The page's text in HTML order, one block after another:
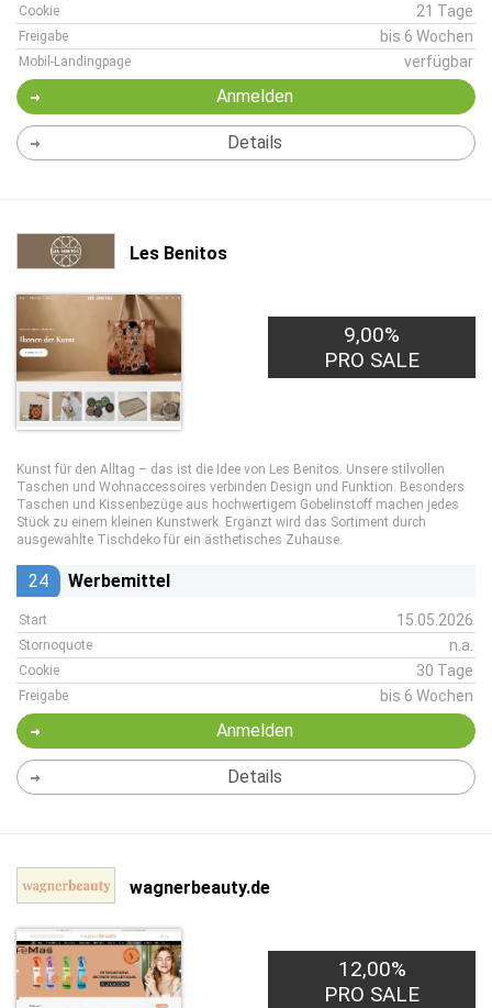
Cookie 21 Tage
Freigabe bis 6 Wochen
Mobil-Landingpage verfügbar
Anmelden
Details
Les Benitos
9,00%
PRO SALE
Kunst für den Alltag – das ist die Idee von Les Benitos. Unsere stilvollen
Taschen und Wohnaccessoires verbinden Design und Funktion. Besonders
Taschen und Kissenbezüge aus hochwertigem Gobelinstoff machen jedes
Stück zu einem kleinen Kunstwerk. Ergänzt wird das Sortiment durch
ausgewählte Tischdeko für ein ästhetisches Zuhause.
24 Werbemittel
Start 15.05.2026
Stornoquote n.a.
Cookie 30 Tage
Freigabe bis 6 Wochen
Anmelden
Details
wagnerbeauty.de
12,00%
PRO SALE